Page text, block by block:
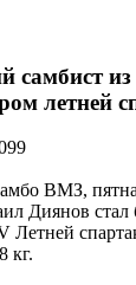
самбист
летней
ВМЗ,
Диянов
Летней
кг.